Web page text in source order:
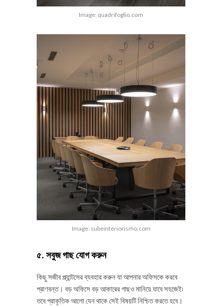
Image: quadrifoglio.com
Image: subeinteriorismo.com
৫. সবুজ গাছ যোগ করুন
কিছু সজীব প্ল্যান্টসের ব্যবহার করুন যা আপনার অফিসকে করবে
প্রাণবন্ত। বড় অফিসে বড় আকারের গাছও মানিয়ে যাবে সহজেই৷
তবে প্রাকৃতিক আলো যেন থাকে সেই বিষয়টি নিশ্চিত করতে হবে।